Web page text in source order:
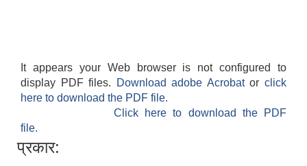
It appears your Web browser is not configured to
display PDF files.
Download adobe Acrobatorclick
here to download the PDF file.
Click here to download the PDF
file.
प्रकार: